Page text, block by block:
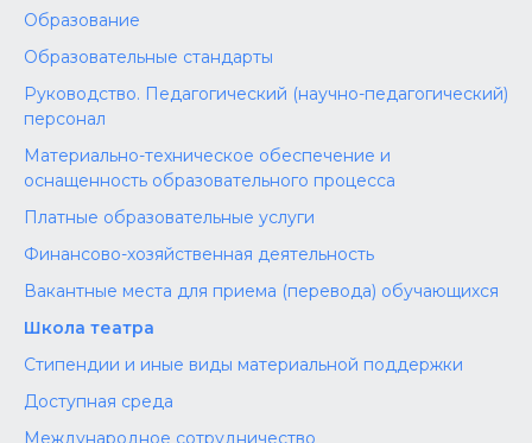
Образование
Образовательные стандарты
Руководство. Педагогический (научно-педагогический)
персонал
Материально-техническое обеспечение и
оснащенность образовательного процесса
Платные образовательные услуги
Финансово-хозяйственная деятельность
Вакантные места для приема (перевода) обучающихся
Школа театра
Стипендии и иные виды материальной поддержки
Доступная среда
Международное сотрудничество